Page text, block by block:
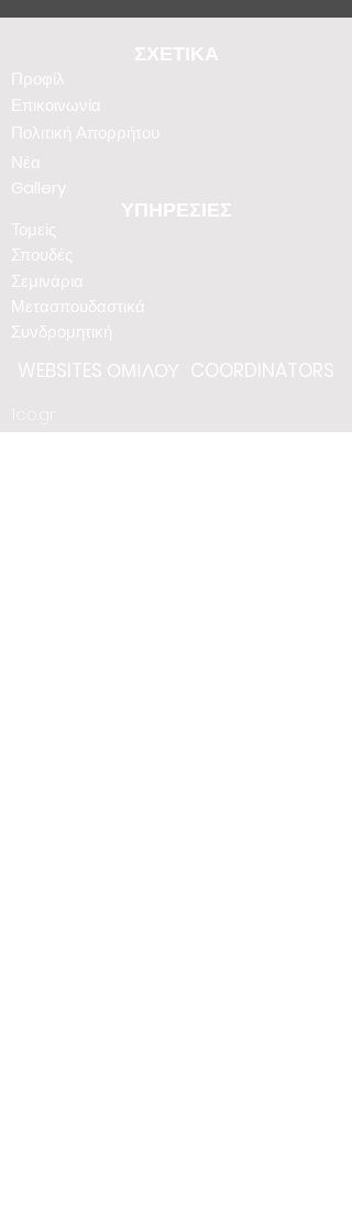
ΣΧΕΤΙΚΑ
ΥΠΗΡΕΣΙΕΣ
WEBSITES ΟΜΙΛΟΥ COORDINATORS
Προφίλ
Επικοινωνία
Πολιτική Απορρήτου
Νέα
Gallery
Τομείς
Σπουδές
Σεμινάρια
Μετασπουδαστικά
Συνδρομητική
coordinators.gr